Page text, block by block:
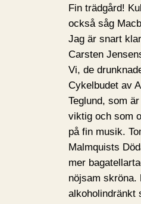
Fin trädgård!
också såg
Jag är snart
Carsten
Vi, de
Cykelbudet av
Teglund, som
viktig och som
på fin musik.
Malmquists
mer
nöjsam skröna.
alkoholindränkt